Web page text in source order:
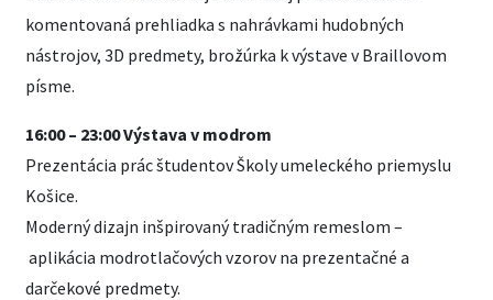
komentovaná prehliadka s nahrávkami hudobných
nástrojov, 3D predmety, brožúrka k výstave v Braillovom
písme.
16:00 – 23:00 Výstava v modrom
Prezentácia prác študentov Školy umeleckého priemyslu
Košice.
Moderný dizajn inšpirovaný tradičným remeslom –
aplikácia modrotlačových vzorov na prezentačné a
darčekové predmety.